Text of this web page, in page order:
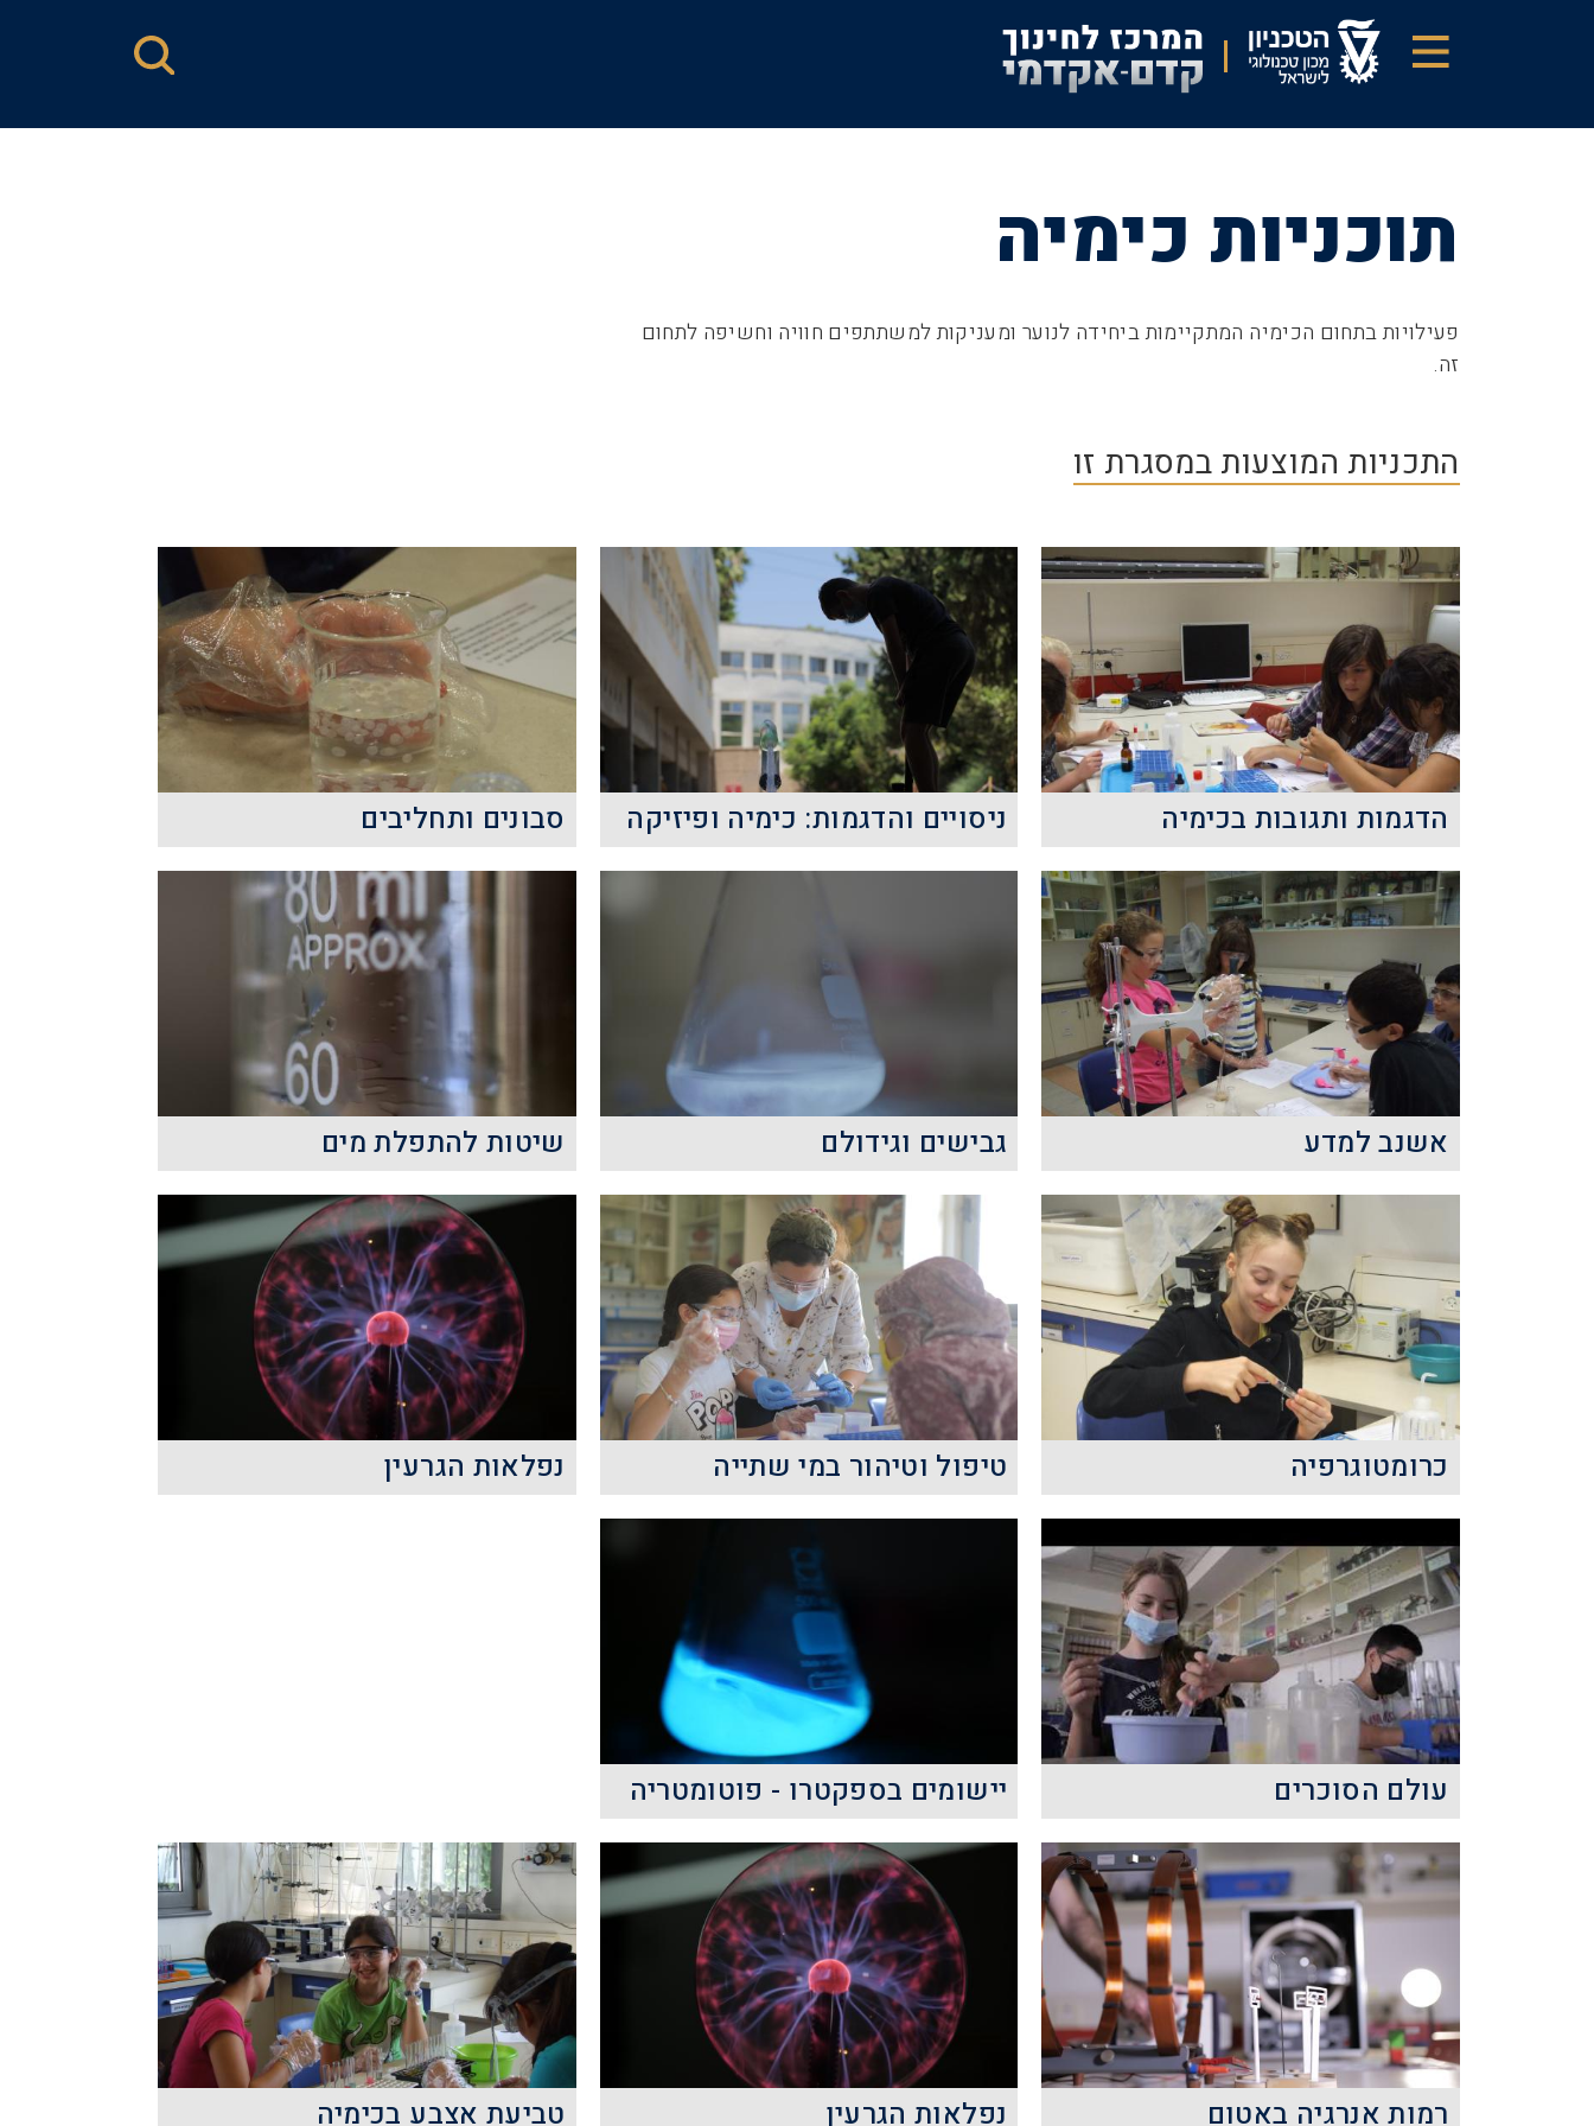
תוכניות כימיה
פעילויות בתחום הכימיה המתקיימות ביחידה לנוער ומעניקות למשתתפים חוויה וחשיפה לתחום
זה.
התכניות המוצעות במסגרת זו
הרצאה זו ממחישה בפני התלמידים
תגובות כימיות מגוונות, במטרה לעורר
את סקרנותם&nbsp; לגבי עולם
הכימיה המופלא וקישורו הישיר
ליישומים בת
קרא עוד
הדגמות ותגובות בכימיה
ניסויים והדגמות בכימיה ובפיזיקה:
קרא עוד
ניסויים והדגמות: כימיה ופיזיקה
אנו שומרים על ההגיינה שלנו בעזרת
סבונים ותחליבים, אך מהי הכימיה
המסתתרת מאחוריהם?
קרא עוד
סבונים ותחליבים
חשיפה לתחומי המדעים בגילאים
צעירים מהווה כר נרחב ומבוסס
לרכישת ידע מעמיק ונרחב בתחומים
אלו ולהבנת העולם הטכנולוגי והמדעי
בו אנו חיים.
קרא עוד
אשנב למדע
ביום המדע גבישים וגידולם ייחשפו
התלמידים למדע הקריסטלוגרפיה
ולמושגים בסיסיים בהנדסת חומרים,
לדוגמא: תא יחידה, מבנה קובי,
דיאגרמת פא
קרא עוד
גבישים וגידולם
הצורך בפיתוח טכנולוגית להתפלת
מים הולך ועולה כל הזמן, עם העלייה
באוכלוסיית העולם והמצוקה ההולכת
וגדלה של מים מתוקים.
קרא עוד
שיטות להתפלת מים
פעילויות יום המדע בנושא
כרומוטוגרפיה יחשפו את התלמידים
לשיטות אנליטיות להפרדת חומרים
המצויים בתערובת, זיהויים וקביעת
איכותם.
קרא עוד
כרומטוגרפיה
בפעילות זו יחשפו התלמידים
להיבטים סביבתיים וטכנולוגיים
המשפיעים על איכות מי השתייה
שלנו.
קרא עוד
טיפול וטיהור במי שתייה נפלאות הגרעין
הסוכרים הם חומרים אורגנים
המופיעים בכל היצורים החיים בטבע
ולהם מופעים ותפקודים רבים.
קרא עוד
עולם הסוכרים
פעילויות בנושא יישומים
בספקטרופוטומטריה חושפות את
המשתתפים לתהליכי אנליזה
באמצעות מכשור מעבדתי כמותי, תוך
הבנה של מושגי הבסיס בנושא
קרא עוד
יישומים בספקטרו - פוטומטריה
רמות אנרגיה באטום נפלאות הגרעין טביעת אצבע בכימיה